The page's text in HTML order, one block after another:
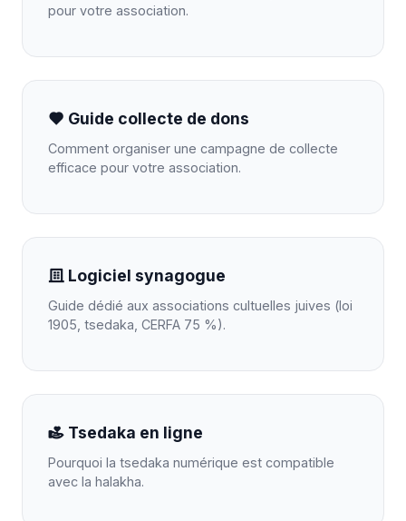
pour votre association.
Guide collecte de dons
Comment organiser une campagne de collecte
efficace pour votre association.
Logiciel synagogue
Guide dédié aux associations cultuelles juives (loi
1905, tsedaka, CERFA 75 %).
Tsedaka en ligne
Pourquoi la tsedaka numérique est compatible
avec la halakha.